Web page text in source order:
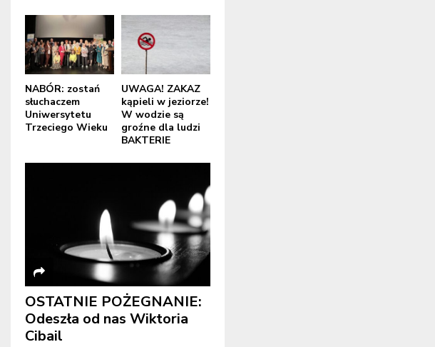
NABÓR: zostań
słuchaczem
Uniwersytetu
Trzeciego Wieku
UWAGA! ZAKAZ
kąpieli w jeziorze!
W wodzie są
groźne dla ludzi
BAKTERIE
OSTATNIE POŻEGNANIE:
Odeszła od nas Wiktoria
Cibail